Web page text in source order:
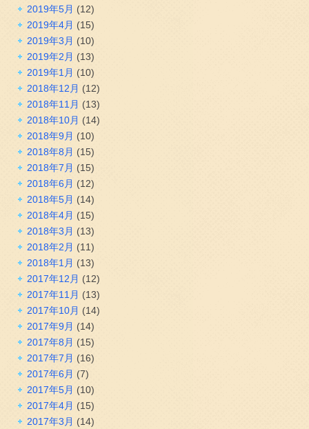
2019年5月 (12)
2019年4月 (15)
2019年3月 (10)
2019年2月 (13)
2019年1月 (10)
2018年12月 (12)
2018年11月 (13)
2018年10月 (14)
2018年9月 (10)
2018年8月 (15)
2018年7月 (15)
2018年6月 (12)
2018年5月 (14)
2018年4月 (15)
2018年3月 (13)
2018年2月 (11)
2018年1月 (13)
2017年12月 (12)
2017年11月 (13)
2017年10月 (14)
2017年9月 (14)
2017年8月 (15)
2017年7月 (16)
2017年6月 (7)
2017年5月 (10)
2017年4月 (15)
2017年3月 (14)